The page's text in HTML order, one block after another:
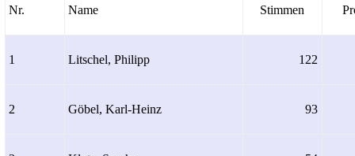
Nr. Name Stimmen
1 Litschel, Philipp 122
2 Göbel, Karl-Heinz 93